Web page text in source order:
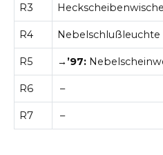
R3
R4 Nebelschlußleuchte
R5 →’97:
R6 –
R7 –